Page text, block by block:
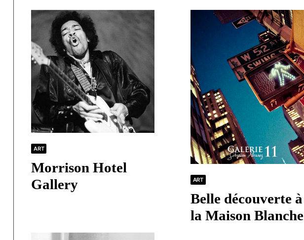
ART
Morrison Hotel
Gallery
ART
Belle découverte à
la Maison Blanche